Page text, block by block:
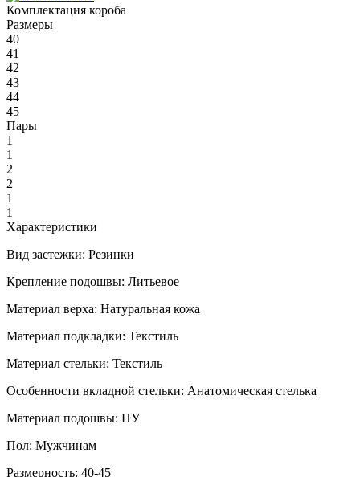
Комплектация короба
Размеры
40
41
42
43
44
45
Пары
1
1
2
2
1
1
Характеристики
Вид застежки: Резинки
Крепление подошвы: Литьевое
Материал верха: Натуральная кожа
Материал подкладки: Текстиль
Материал стельки: Текстиль
Особенности вкладной стельки: Анатомическая стелька
Материал подошвы: ПУ
Пол: Мужчинам
Размерность: 40-45